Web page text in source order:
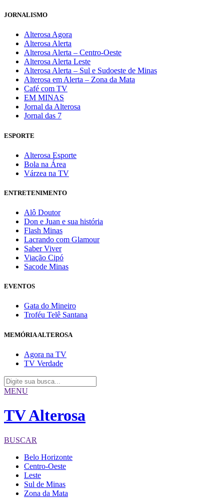
JORNALISMO
Alterosa Agora
Alterosa Alerta
Alterosa Alerta – Centro-Oeste
Alterosa Alerta Leste
Alterosa Alerta – Sul e Sudoeste de Minas
Alterosa em Alerta – Zona da Mata
Café com TV
EM MINAS
Jornal da Alterosa
Jornal das 7
ESPORTE
Alterosa Esporte
Bola na Área
Várzea na TV
ENTRETENIMENTO
Alô Doutor
Don e Juan e sua história
Flash Minas
Lacrando com Glamour
Saber Viver
Viação Cipó
Sacode Minas
EVENTOS
Gata do Mineiro
Troféu Telê Santana
MEMÓRIA ALTEROSA
Agora na TV
TV Verdade
MENU
TV Alterosa
BUSCAR
Belo Horizonte
Centro-Oeste
Leste
Sul de Minas
Zona da Mata